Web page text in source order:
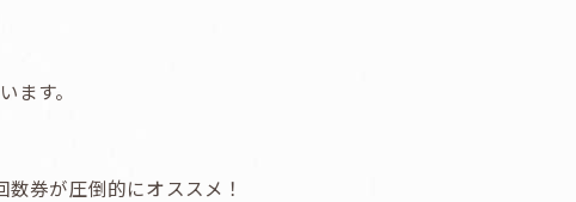
す。
券が圧倒的にオススメ！